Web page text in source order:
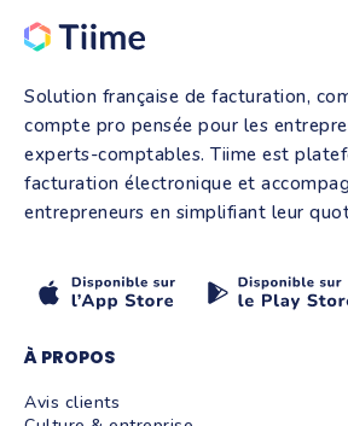
Solution française de facturation,
compte pro pensée pour les
experts-comptables. Tiime est
facturation électronique et
entrepreneurs en simplifiant leur
À PROPOS
Avis clients